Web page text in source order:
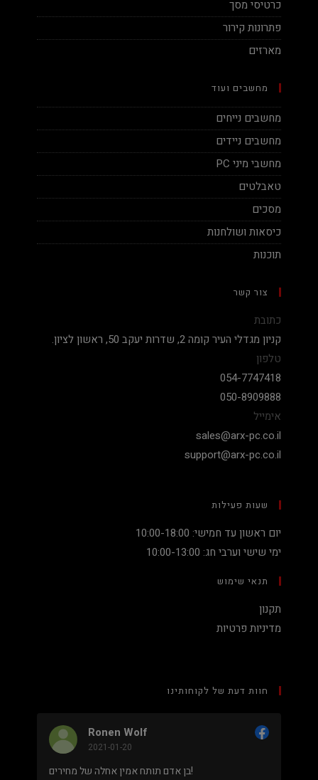
כרטיסי מסך
פתרונות קירור
מארזים
מחשבים ועוד
מחשבים נייחים
מחשבים ניידים
מחשבי מיני PC
טאבלטים
מסכים
כיסאות ושולחנות
תוכנות
צור קשר
כתובת
קניון מגדלי העיר קומה 2, שדרות יעקב 50, ראשון לציון.
טלפון
054-7747418
050-8909888
אימייל
sales@arx-pc.co.il
support@arx-pc.co.il
שעות פעילות
יום ראשון עד חמישי: 10:00-18:00
ימי שישי וערבי חג: 10:00-13:00
תנאי שימוש
תקנון
מדיניות פרטיות
חוות דעת של לקוחותינו
Ronen Wolf
2021-01-20
בן אדם תותח אמין אחלה של מחירים!